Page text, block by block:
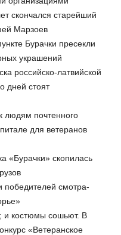
скончался старейший
Марзоев
Бурачки пресекли
украшений
российско-латвийской
дней стоят
людям почтенного
для ветеранов
«Бурачки» скопилась
смотра-
и костюмы сошьют. В
«Ветеранское